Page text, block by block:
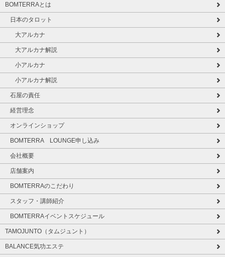
BOMTERRAとは
日本のタロット
大アルカナ
大アルカナ解説
小アルカナ
小アルカナ解説
石屋の責任
経営理念
オンラインショップ
BOMTERRA LOUNGE申し込み
会社概要
店舗案内
BOMTERRAのこだわり
スタッフ・講師紹介
BOMTERRAイベントスケジュール
TAMOJUNTO（タムジュント）
BALANCE気功エステ